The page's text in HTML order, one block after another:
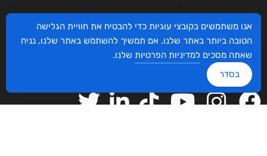
ספרי ניב ברשתות החברתיות
אנו משתמשים בקובצי עוגיות כדי להבטיח את חוויית הגלישה
הטובה ביותר באתר שלנו. אם תמשיך להשתמש באתר שלנו, נניח
שאתה מסכים למדיניות הפרטיות שלנו.
בסדר